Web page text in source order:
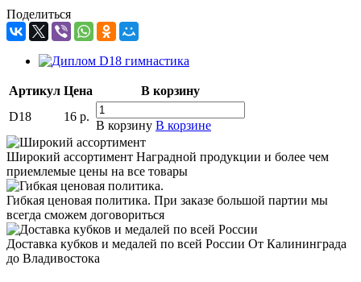
Поделиться
Артикул Цена
В корзину
D18
16 р.
В корзину В корзине
Широкий ассортимент Наградной продукции и более чем
приемлемые цены на все товары
Гибкая ценовая политика. При заказе большой партии мы
всегда сможем договориться
Доставка кубков и медалей по всей России От Калининграда
до Владивостока